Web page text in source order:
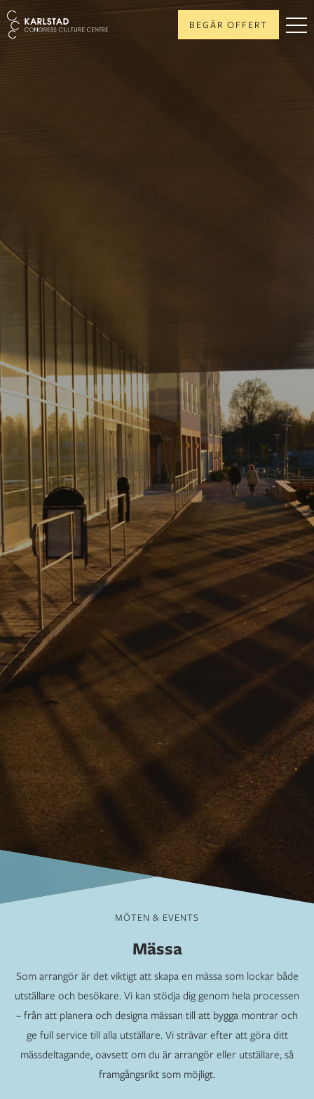
BEGÄR OFFERT
MÖTEN & EVENTS
Mässa
Som arrangör är det viktigt att skapa en mässa som lockar både
utställare och besökare. Vi kan stödja dig genom hela processen
– från att planera och designa mässan till att bygga montrar och
ge full service till alla utställare. Vi strävar efter att göra ditt
mässdeltagande, oavsett om du är arrangör eller utställare, så
framgångsrikt som möjligt.